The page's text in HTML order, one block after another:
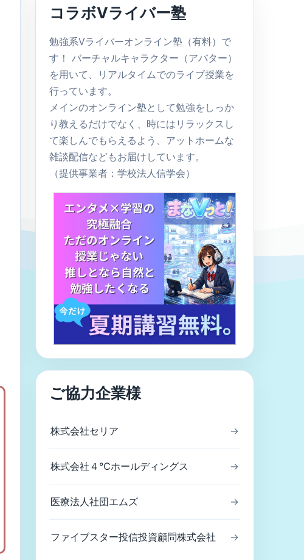
コラボVライバー塾
勉強系Vライバーオンライン塾（有料）で
す！ バーチャルキャラクター（アバター）
を用いて、リアルタイムでのライブ授業を
行っています。
メインのオンライン塾として勉強をしっか
り教えるだけでなく、時にはリラックスし
て楽しんでもらえるよう、アットホームな
雑談配信などもお届けしています。
（提供事業者：学校法人信学会）
ご協力企業様
株式会社セリア →
株式会社４℃ホールディングス →
医療法人社団エムズ →
ファイブスター投信投資顧問株式会社 →